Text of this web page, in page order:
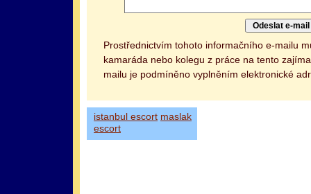
Prostřednictvím tohoto informačního e-mailu
kamaráda nebo kolegu z práce na tento
mailu je podmíněno vyplněním elektronické
istanbul escort maslak
escort